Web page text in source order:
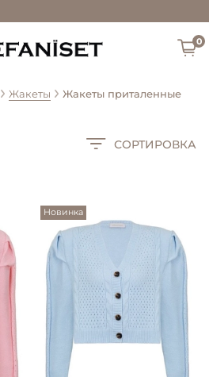
0
Жакеты Жакеты приталенные
СОРТИРОВКА
Новинка